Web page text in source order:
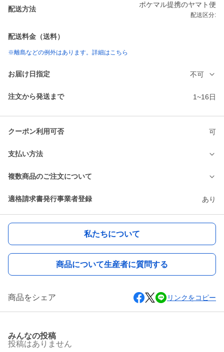
配送方法
ポケマル提携のヤマト便
配送区分:
配送料金（送料）
※離島などの例外はあります。詳細はこちら
お届け日指定 不可
注文から発送まで 1~16日
クーポン利用可否 可
支払い方法
複数商品のご注文について
適格請求書発行事業者登録 あり
私たちについて
商品について生産者に質問する
商品をシェア リンクをコピー
みんなの投稿
投稿はありません